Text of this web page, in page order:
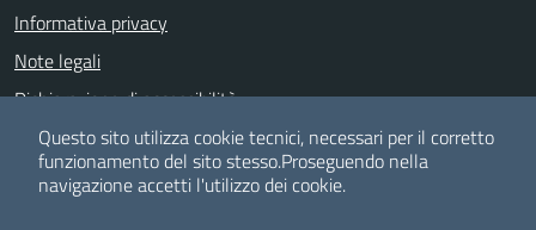
Informativa privacy
Note legali
Dichiarazione di accessibilità
Albo pretorio
Questo sito utilizza cookie tecnici, necessari per il corretto
funzionamento del sito stesso.Proseguendo nella
navigazione accetti l'utilizzo dei cookie.